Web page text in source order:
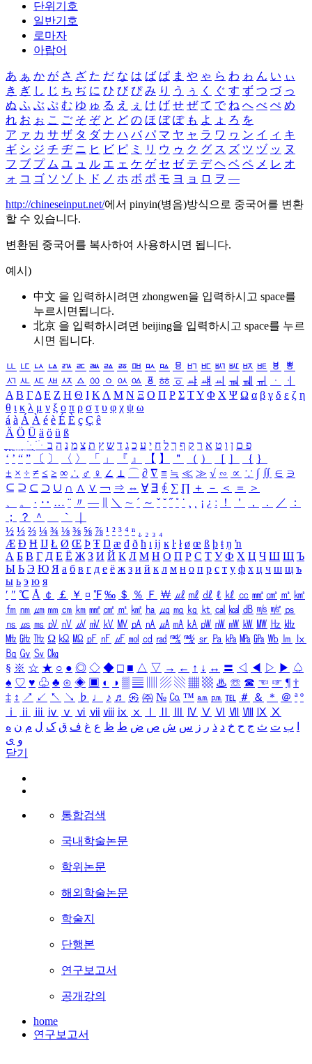
단위기호
일반기호
로마자
아랍어
あ ぁ か が さ ざ た だ な は ば ぱ ま や ゃ ら わ ゎ ん い ぃ
き ぎ し じ ち ぢ に ひ び ぴ み り う ぅ く ぐ す ず つ づ っ
ぬ ふ ぶ ぷ む ゆ ゅ る え ぇ け げ せ ぜ て で ね へ べ ぺ め
れ お ぉ こ ご そ ぞ と ど の ほ ぼ ぽ も よ ょ ろ を
ア ァ カ サ ザ タ ダ ナ ハ バ パ マ ヤ ャ ラ ワ ヮ ン イ ィ キ
ギ シ ジ チ ヂ ニ ヒ ビ ピ ミ リ ウ ゥ ク グ ス ズ ツ ヅ ッ ヌ
フ ブ プ ム ユ ュ ル エ ェ ケ ゲ セ ゼ テ デ ヘ ベ ペ メ レ オ
ォ コ ゴ ソ ゾ ト ド ノ ホ ボ ポ モ ヨ ョ ロ ヲ ―
http://chineseinput.net/에서 pinyin(병음)방식으로 중국어를 변환
할 수 있습니다.
변환된 중국어를 복사하여 사용하시면 됩니다.
예시)
中文 을 입력하시려면 zhongwen을 입력하시고 space를
누르시면됩니다.
北京 을 입력하시려면 beijing을 입력하시고 space를 누르
시면 됩니다.
ㅥ ㅦ ㅧ ㅨ ㅩ ㅪ ㅫ ㅬ ㅭ ㅮ ㅯ ㅰ ㅱ ㅲ ㅳ ㅴ ㅵ ㅶ ㅷ ㅸ
ㅹ
ㅺ ㅻ ㅼ ㅽ ㅾ ㅿ ㆀ ㆁ ㆂ ㆃ ㆄ ㆅ ㆆ ㆇ ㆈ ㆉ ㆊ ㆋ ㆌ ㆍ
ㆎ
Α Β ΓΔ Ε Ζ Η Θ Ι ΚΛ Μ Ν Ξ Ο Π Ρ Σ ΤΥ Φ Χ Ψ Ω α β γ δ ε ζ η
θ ι κ λ μ ν ξ ο π ρ σ τ υ φ χ ψ ω
á à Á À é è É È ç Ç ê
Ä Ö Ü ä ö ü ß
ִֶֹ ֻּ ׁׂ פ ם ן ו ט א ר ק ף ך ל ח י ע כ ג ד ש ץ ת צ מ נ ה ב
‘ ’ “ ” 〔 〕 〈 〉 「 」 『 』 【 】 ＂ （ ） ［ ］ ｛ ｝
± × ÷ ≠ ≤ ≥ ∞ ∴ ♂ ♀ ∠ ⊥ ⌒ ∂ ∇ ≡ ≒ ≪ ≫ √ ∽ ∝ ∵ ∫ ∬ ∈ ∋
⊆ ⊇ ⊂ ⊃ ∪ ∩ ∧ ∨ ￢ ⇒ ⇔ ∀ ∃ ∮ ∑ ∏ ＋ － ＜ ＝
＞
、
。 · ‥ … ¨ 〃 ― ＼ ∼ ´ ～ ˇ ˘ ˝ ˚ ˙ ¸ ¡ ¿ ː ！ ＇ ， ． ／
：
；
？ ＾ ｀
½ ⅓ ⅔ ¼ ¾ ⅛ ⅜ ⅝ ⅞ ¹ ² ³ ⁴ ⁿ ₁ ₂ ₃ ₄
Æ Ð Ħ Ĳ Ł Ø Œ Þ Ŧ Ŋ æ đ ð ħ ı ĳ ĸ ŀ ł ø œ ß þ ŧ ŋ ŉ
А Б В Г Д Е Ё Ж З И Й К Л М Н О П Р С Т У Ф Х Ц Ч Ш Щ Ъ
Ы Ь Э Ю Я а б в г д е ё ж з и й к л м н о п р с т у ф х ц ч ш щ ъ
ы ь э ю я
′ ″ ℃ Å ￠ ￡ ￥ ¤ ℉ ‰ ＄ ％ Ｆ ￦ ㎕ ㎖ ㎗ ℓ ㎘ ㏄ ㎣ ㎤ ㎥ ㎦
㎙ ㎚ ㎛ ㎜ ㎝ ㎞ ㎟ ㎠ ㎡ ㎢ ㏊ ㎍ ㎎ ㎏ ㏏ ㎈ ㎉ ㏈ ㎧ ㎨ ㎰
㎱ ㎲ ㎳ ㎴ ㎵ ㎶ ㎷ ㎸ ㎹ ㎀ ㎁ ㎂ ㎃ ㎄ ㎺ ㎻ ㎽ ㎾ ㎿ ㎐ ㎑
㎒ ㎓ ㎔ Ω ㏀ ㏁ ㎊ ㎋ ㎌ ㏖ ㏅ ㎭ ㎮ ㎯ ㏛ ㎩ ㎪ ㎫ ㎬ ㏝ ㏐
㏓
㏃ ㏉ ㏜ ㏆
§ ※ ☆ ★ ○ ● ◎ ◇ ◆ □ ■ △ ▽ → ← ↑ ↓ ↔ 〓 ◁ ◀ ▷ ▶ ♤
♠ ♡ ♥ ♧ ♣ ⊙ ◈ ▣ ◐ ◑ ▒ ▤ ▨ ▧ ▦ ▩ ♨ ☏ ☎ ☜ ☞ ¶ †
‡ ↕ ↗ ↙ ↖ ↘ ♭ ♩ ♪ ♬ ㉿ ㈜ № ㏇ ™ ㏂ ㏘ ℡ ＃ ＆ ＊ ＠ ª º
ⅰ
ⅱ ⅲ ⅳ ⅴ ⅵ ⅶ ⅷ ⅸ ⅹ Ⅳ Ⅴ Ⅵ Ⅶ Ⅷ Ⅸ Ⅹ
ب ت ث ج ح خ د ذ ر ز س ش ص ض ط ظ ع غ ف ق ک ل م ن ه
و ی
닫기
통합검색
국내학술논문
학위논문
해외학술논문
학술지
단행본
연구보고서
공개강의
home
연구보고서